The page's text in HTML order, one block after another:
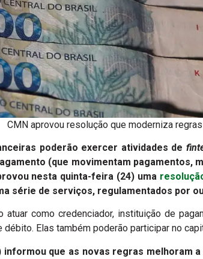
CMN aprovou resolução que moderniza
poderão exercer atividades de
(que movimentam pagamentos,
nesta quinta-feira (24) uma
série de serviços, regulamentados por
atuar como credenciador, instituição de
débito. Elas também poderão participar no
informou que as novas regras melhoram